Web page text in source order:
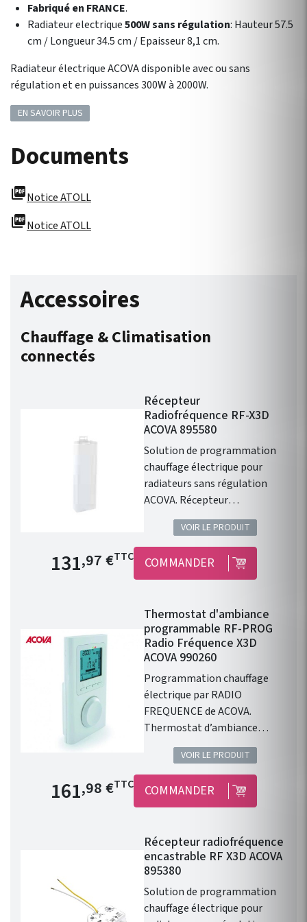
Fabriqué en FRANCE.
Radiateur electrique500W sans régulation: Hauteur 57.5
cm / Longueur 34.5 cm / Epaisseur 8,1 cm.
Radiateur électrique ACOVA disponible avec ou sans
régulation et en puissances 300W à 2000W.
EN SAVOIR PLUS
Documents
picture_as_pdfNotice ATOLL
picture_as_pdfNotice ATOLL
Accessoires
Chauffage & Climatisation
connectés
Récepteur
Radiofréquence RF-X3D
ACOVA 895580
Solution de programmation
chauffage électrique pour
radiateurs sans régulation
ACOVA. Récepteur
Radiofréquence RF-X3D.
Solution pour réguler pièce
par pièce les radiateurs sans
régulation. Ce récepteur
mural est compatible avec les
RFPROG (X2D) et RF-X3D. Vous
devrez installer un
thermostat d'ambiance par
pièce et un récepteur par
radiateur.
VOIR LE PRODUIT
Prix de base
131,97 €TTC COMMANDER
Thermostat d'ambiance
programmable RF-PROG
Radio Fréquence X3D
ACOVA 990260
Programmation chauffage
électrique par RADIO
FREQUENCE de ACOVA.
Thermostat d’ambiance
Radiofréquence
programmable RF-PROG X3D
Fixation murale ou sur socle.
Affichage sur écran LCD
rétroéclairé bleu. Mesure et
d’ambiance de 5°C (hors gel) à
30°C, au pas de 0,5°C.
Sélecteur de mode multi-
fonctions (Confort, Hors-gel,
Eco, auto, Arrêt,
VOIR LE PRODUIT
Prix de base
161,98 €TTC COMMANDER
Récepteur radiofréquence
encastrable RF X3D ACOVA
895380
Solution de programmation
chauffage électrique pour